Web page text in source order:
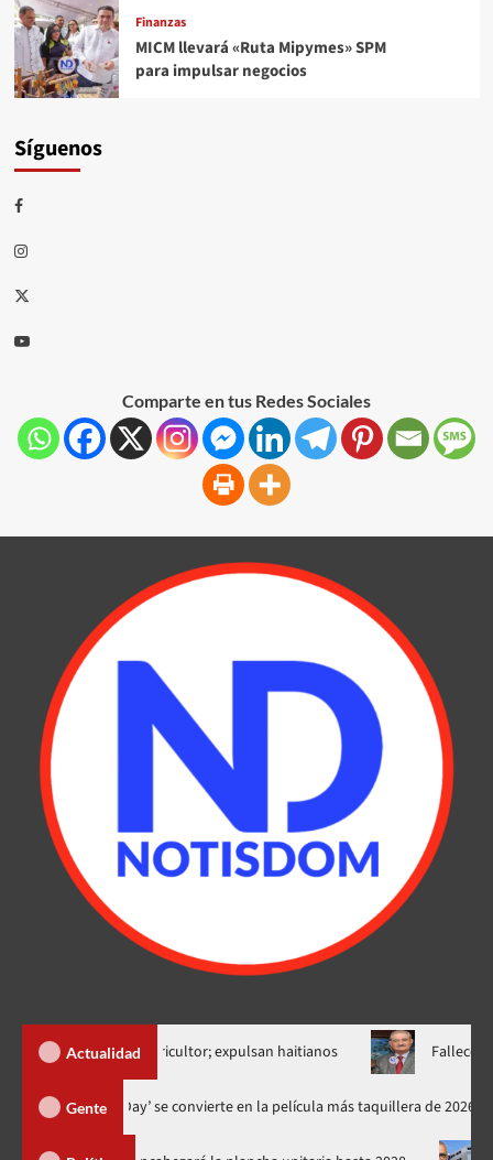
Finanzas
MICM llevará «Ruta Mipymes» SPM
para impulsar negocios
Síguenos
Comparte en tus Redes Sociales
Actualidad
asesinato agricultor; expulsan haitianos Fallece Román
Gente
‘Spider-Man: Brand New Day’ se convierte en la película más